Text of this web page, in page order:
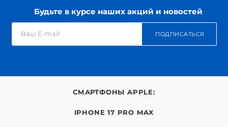
Будьте в курсе наших акций и новостей
ПОДПИСАТЬСЯ
СМАРТФОНЫ APPLE:
IPHONE 17 PRO MAX